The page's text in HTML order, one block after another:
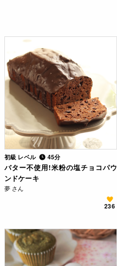
初級 レベル 45分
バター不使用!米粉の塩チョコパウ
ンドケーキ
夢 さん
236